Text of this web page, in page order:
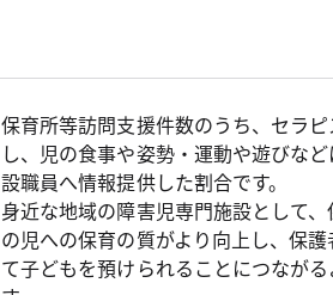
保育所等訪問支援件数のうち、セラ
し、児の食事や姿勢・運動や遊びな
設職員へ情報提供した割合です。
身近な地域の障害児専門施設として
の児への保育の質がより向上し、保
て子どもを預けられることにつなが